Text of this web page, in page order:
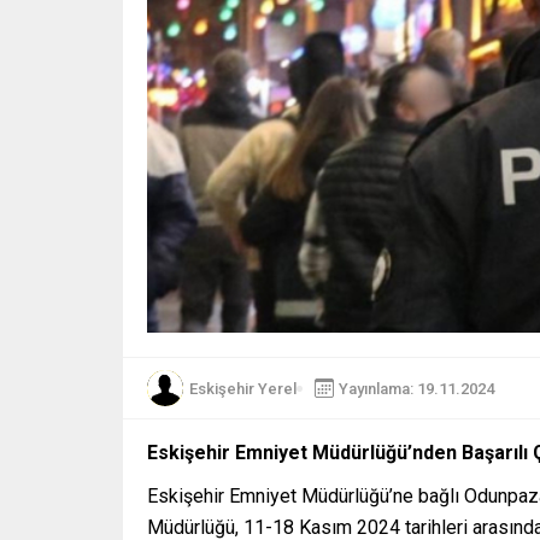
Eskişehir Yerel Yayınlama: 19.11.2024
Eskişehir Emniyet Müdürlüğü’nden
Eskişehir Emniyet Müdürlüğü’ne bağlı
Müdürlüğü, 11-18 Kasım 2024 tarihleri